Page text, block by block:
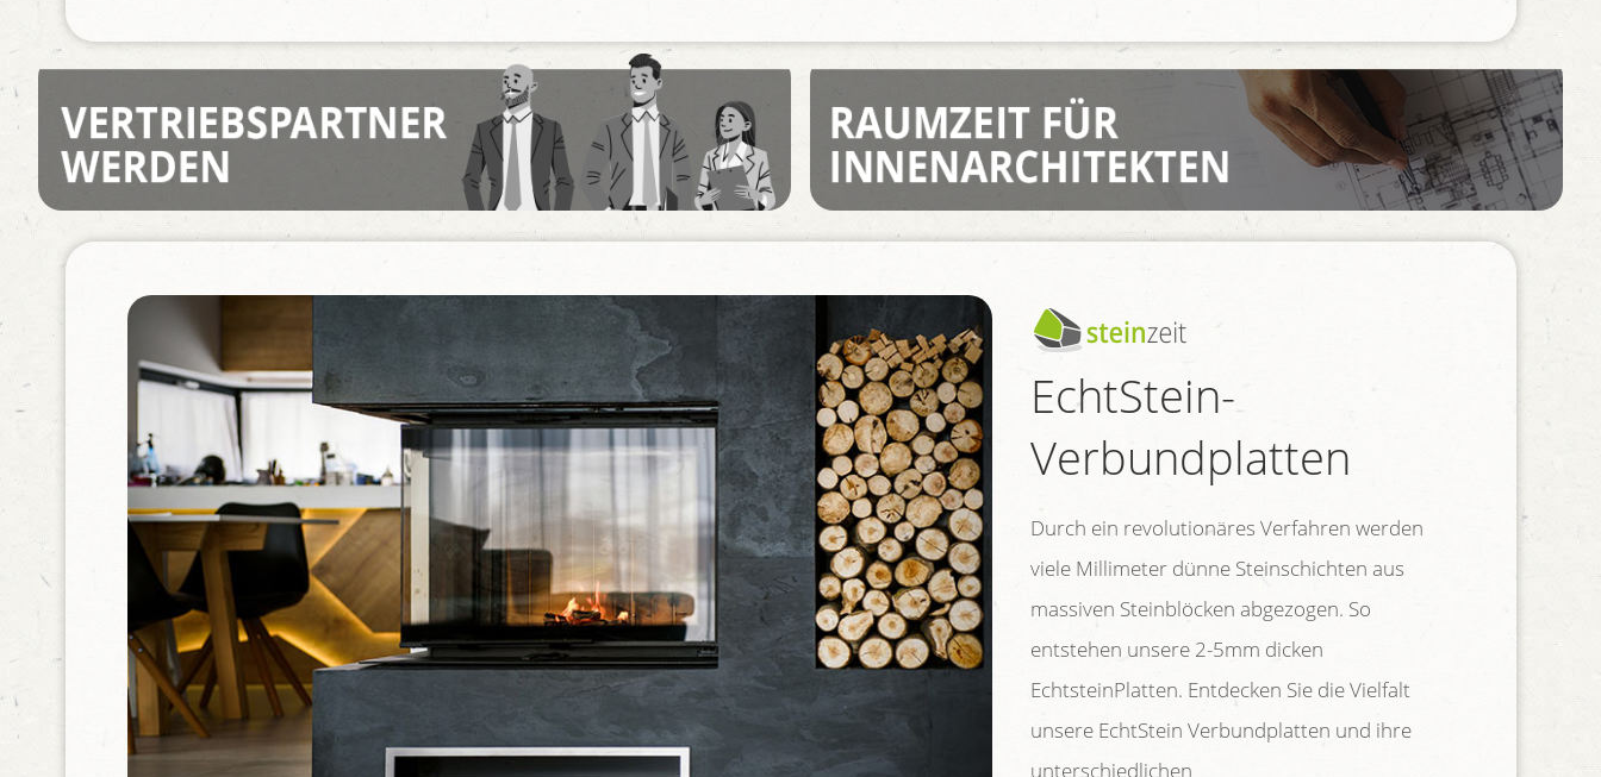
EchtStein-
Verbundplatten
Durch ein revolutionäres Verfahren werden
viele Millimeter dünne Steinschichten aus
massiven Steinblöcken abgezogen. So
entstehen unsere 2-5mm dicken
EchtsteinPlatten. Entdecken Sie die Vielfalt
unsere EchtStein Verbundplatten und ihre
unterschiedlichen